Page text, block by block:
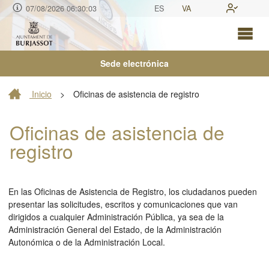
07/08/2026 06:30:03 ES VA
Sede electrónica
Inicio > Oficinas de asistencia de registro
Oficinas de asistencia de
registro
En las Oficinas de Asistencia de Registro, los ciudadanos pueden
presentar las solicitudes, escritos y comunicaciones que van
dirigidos a cualquier Administración Pública, ya sea de la
Administración General del Estado, de la Administración
Autonómica o de la Administración Local.